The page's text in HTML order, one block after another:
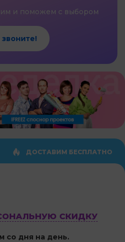
и поможем с выбором
ДОСТАВИМ БЕСПЛАТНО
СКИДКУ
со дня на день.